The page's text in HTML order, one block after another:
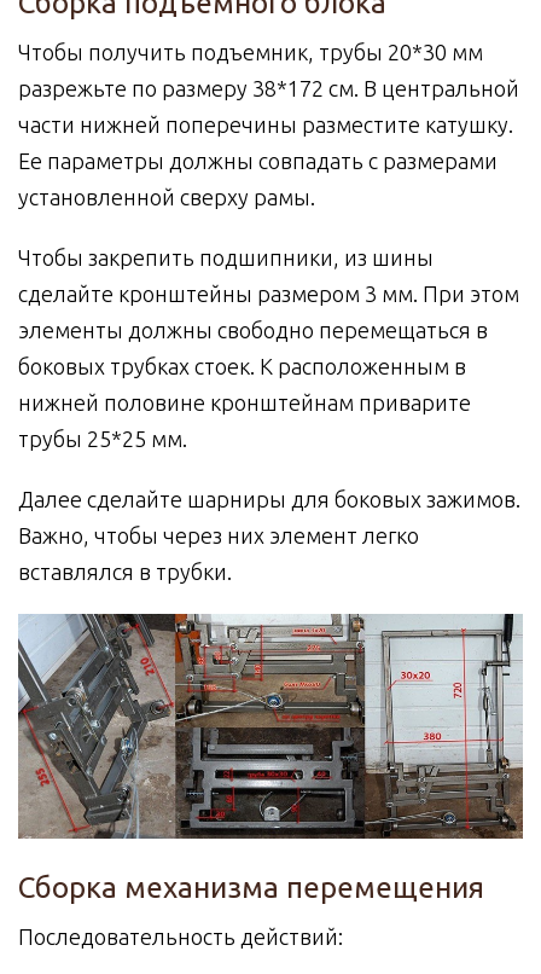
Чтобы получить подъемник, трубы 20*30 мм
разрежьте по размеру 38*172 см. В центральной
части нижней поперечины разместите катушку.
Ее параметры должны совпадать с размерами
установленной сверху рамы.
Чтобы закрепить подшипники, из шины
сделайте кронштейны размером 3 мм. При этом
элементы должны свободно перемещаться в
боковых трубках стоек. К расположенным в
нижней половине кронштейнам приварите
трубы 25*25 мм.
Далее сделайте шарниры для боковых зажимов.
Важно, чтобы через них элемент легко
вставлялся в трубки.
Сборка механизма перемещения
Последовательность действий: